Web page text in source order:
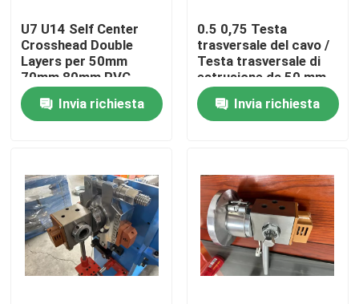
Visita alla fabbrica
Controllo della qualità
Chiedi un preventivo
Macchine per estrusore di cavi
U7 U14 Self Center
Crosshead Double
Layers per 50mm
70mm 80mm PVC
Cable Extruder Line
Invia richiesta
0.5 0,75 Testa
trasversale del cavo /
Testa trasversale di
estrusione da 50 mm
Invia richiesta